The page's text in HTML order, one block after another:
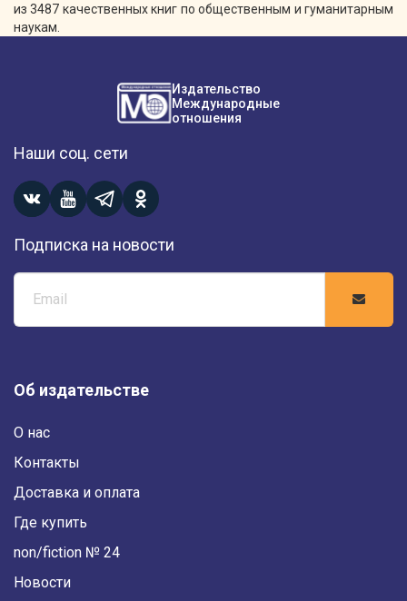
из 3487 качественных книг по общественным и гуманитарным
наукам.
Издательство
Международные
отношения
Наши соц. сети
Подписка на новости
Об издательстве
О нас
Контакты
Доставка и оплата
Где купить
non/fiction № 24
Новости